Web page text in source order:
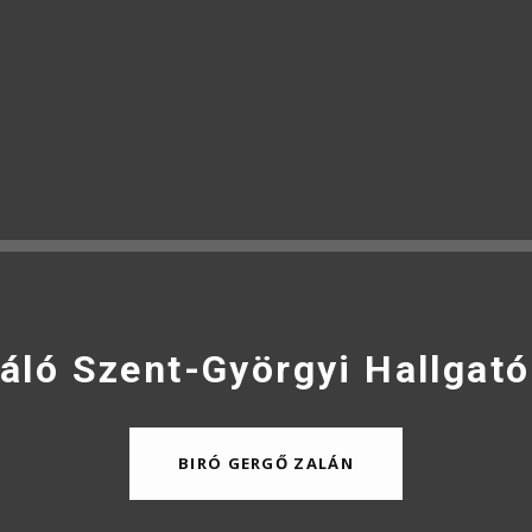
Szent-Györgyi
BIRÓ GERGŐ ZALÁN